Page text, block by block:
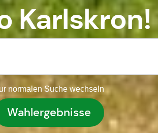
Karlskron!
normalen Suche wechseln
Wahlergebnisse